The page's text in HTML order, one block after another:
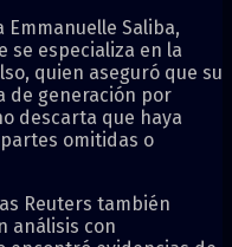
Saliba,
se especializa en la
quien aseguró que su
de generación por
descarta que haya
omitidas o
Reuters también
análisis con